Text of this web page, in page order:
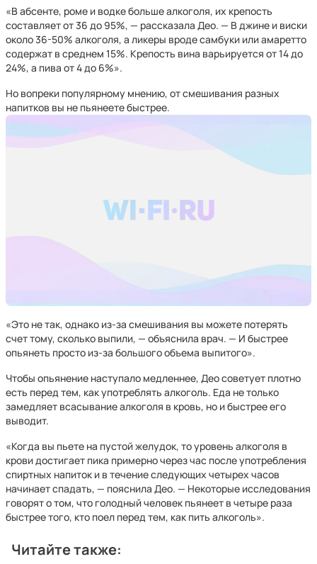
«В абсенте, роме и водке больше алкоголя, их крепость
составляет от 36 до 95%, — рассказала Део. — В джине и виски
около 36-50% алкоголя, а ликеры вроде самбуки или амаретто
содержат в среднем 15%. Крепость вина варьируется от 14 до
24%, а пива от 4 до 6%».
Но вопреки популярному мнению, от смешивания разных
напитков вы не пьянеете быстрее.
«Это не так, однако из-за смешивания вы можете потерять
счет тому, сколько выпили, — объяснила врач. — И быстрее
опьянеть просто из-за большого объема выпитого».
Чтобы опьянение наступало медленнее, Део советует плотно
есть перед тем, как употреблять алкоголь. Еда не только
замедляет всасывание алкоголя в кровь, но и быстрее его
выводит.
«Когда вы пьете на пустой желудок, то уровень алкоголя в
крови достигает пика примерно через час после употребления
спиртных напиток и в течение следующих четырех часов
начинает спадать, — пояснила Део. — Некоторые исследования
говорят о том, что голодный человек пьянеет в четыре раза
быстрее того, кто поел перед тем, как пить алкоголь».
Читайте также: